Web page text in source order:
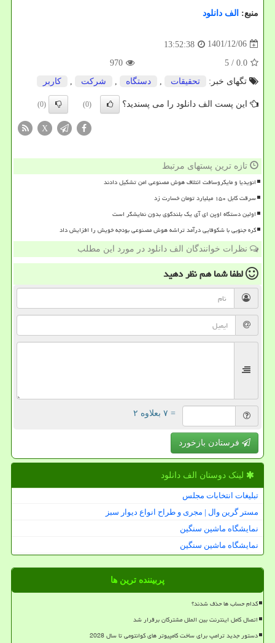
منبع: الف دانلود
1401/12/06
13:52:38
0.0
/ 5
970
تگهای خبر:
تحقیقات , دستگاه , شركت , كاربر
این پست الف دانلود را می پسندید؟ (0)
(0)
X
تازه ترین پستهای مرتبط
انویدیا و مایکروسافت ائتلاف هوش مصنوعی امن تشکیل دادند
سرقت کابل ۱۵۰ میلیارد تومان خسارت زد
اولین دستگاه اوپن ای آی یک بلندگوی بدون نمایشگر است
کره جنوبی با شکوفایی درآمد تراشه هوش مصنوعی بودجه خویش را افزایش داد
نظرات خوانندگان الف دانلود در مورد این مطلب
لطفا شما همنظر دهید
= ۷ بعلاوه ۲
فرستادن بازخورد
لینک دوستان الف دانلود
تبلیغات انتخابات مجلس
مستر گرین وال | مجری و طراح انواع دیوار سبز
نمایشگاه ماشین سنگین
نمایشگاه ماشین سنگین
پربیننده ترین ها
کدام حساب ها حذف شدند؟
اتصال کامل اینترنت بین الملل مشترکان برقرار شد
دستور جدید ترامپ برای ساخت کامپیوتر های کوانتومی تا سال 2028